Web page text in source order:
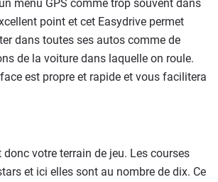
menu GPS comme trop souvent dans
point et cet Easydrive permet
dans toutes ses autos comme de
de la voiture dans laquelle on roule.
est propre et rapide et vous facilitera
donc votre terrain de jeu. Les courses
et ici elles sont au nombre de dix. Ce